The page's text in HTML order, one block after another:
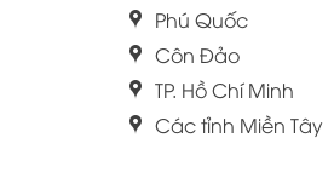
Phú Quốc
Côn Đảo
TP. Hồ Chí Minh
Các tỉnh Miền Tây